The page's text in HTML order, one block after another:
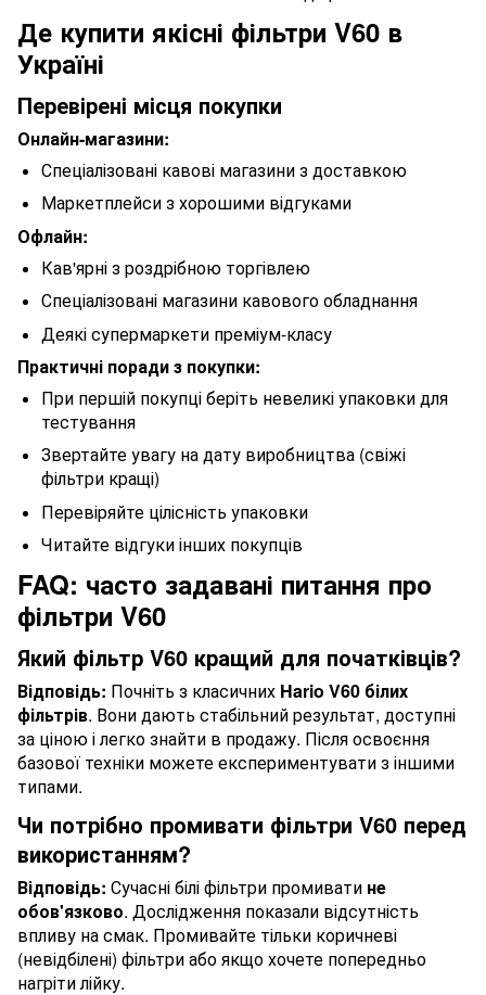
Де купити якісні фільтри V60 в
Україні
Перевірені місця покупки
Онлайн-магазини:
Спеціалізовані кавові магазини з доставкою
Маркетплейси з хорошими відгуками
Офлайн:
Кав'ярні з роздрібною торгівлею
Спеціалізовані магазини кавового обладнання
Деякі супермаркети преміум-класу
Практичні поради з покупки:
При першій покупці беріть невеликі упаковки для
тестування
Звертайте увагу на дату виробництва (свіжі
фільтри кращі)
Перевіряйте цілісність упаковки
Читайте відгуки інших покупців
FAQ: часто задавані питання про
фільтри V60
Який фільтр V60 кращий для початківців?
Відповідь: Почніть з класичних Hario V60 білих
фільтрів. Вони дають стабільний результат, доступні
за ціною і легко знайти в продажу. Після освоєння
базової техніки можете експериментувати з іншими
типами.
Чи потрібно промивати фільтри V60 перед
використанням?
Відповідь: Сучасні білі фільтри промивати не
обов'язково. Дослідження показали відсутність
впливу на смак. Промивайте тільки коричневі
(невідбілені) фільтри або якщо хочете попередньо
нагріти лійку.